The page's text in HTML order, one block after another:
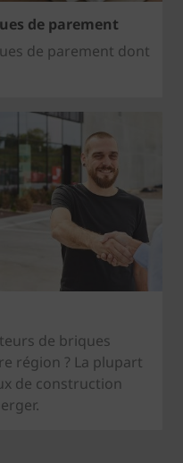
de parement
de parement dont
de briques
région ? La plupart
de construction